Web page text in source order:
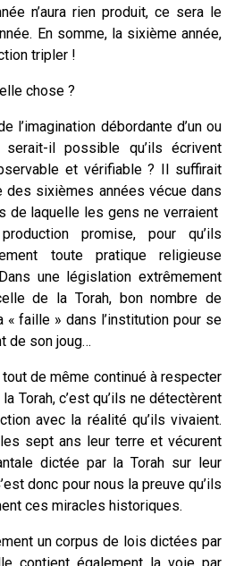
n’aura rien produit, ce sera le
En somme, la sixième année,
tripler !
chose ?
l’imagination débordante d’un ou
il possible qu’ils écrivent
et vérifiable ? Il suffirait
des sixièmes années vécue dans
de laquelle les gens ne verraient
promise, pour qu’ils
toute pratique religieuse
une législation extrêmement
de la Torah, bon nombre de
faille » dans l’institution pour se
de son joug…
de même continué à respecter
Torah, c’est qu’ils ne détectèrent
avec la réalité qu’ils vivaient.
sept ans leur terre et vécurent
dictée par la Torah sur leur
donc pour nous la preuve qu’ils
ces miracles historiques.
un corpus de lois dictées par
contient également la voie par